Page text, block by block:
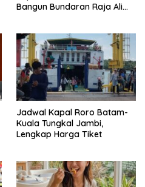
Bangun Bundaran Raja Ali
Jadwal Kapal Roro Batam-
Kuala Tungkal Jambi,
Lengkap Harga Tiket